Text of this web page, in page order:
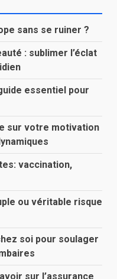
sans se ruiner ?
: sublimer l’éclat
essentiel pour
sur votre motivation
vaccination,
ou véritable risque
soi pour soulager
sur l’assurance